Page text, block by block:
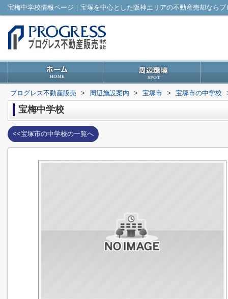
宝梅中学校情報ページ｜宝塚を中心とした阪神エリアの不動産売却なら
プログレス不動産販売 > 周辺施設案内 > 宝塚市 > 宝塚市の中学校
宝梅中学校
<<宝塚市の中学校の一覧へ